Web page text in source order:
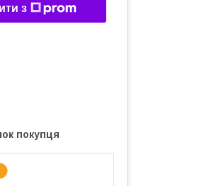
з
покупця